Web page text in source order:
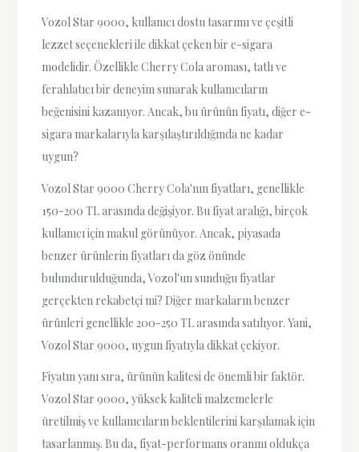
Vozol Star 9000, kullanıcı dostu tasarımı ve çeşitli
lezzet seçenekleri ile dikkat çeken bir e-sigara
modelidir. Özellikle Cherry Cola aroması, tatlı ve
ferahlatıcı bir deneyim sunarak kullanıcıların
beğenisini kazanıyor. Ancak, bu ürünün fiyatı, diğer e-
sigara markalarıyla karşılaştırıldığında ne kadar
uygun?
Vozol Star 9000 Cherry Cola'nın fiyatları, genellikle
150-200 TL arasında değişiyor. Bu fiyat aralığı, birçok
kullanıcı için makul görünüyor. Ancak, piyasada
benzer ürünlerin fiyatları da göz önünde
bulundurulduğunda, Vozol'un sunduğu fiyatlar
gerçekten rekabetçi mi? Diğer markaların benzer
ürünleri genellikle 200-250 TL arasında satılıyor. Yani,
Vozol Star 9000, uygun fiyatıyla dikkat çekiyor.
Fiyatın yanı sıra, ürünün kalitesi de önemli bir faktör.
Vozol Star 9000, yüksek kaliteli malzemelerle
üretilmiş ve kullanıcıların beklentilerini karşılamak için
tasarlanmış. Bu da, fiyat-performans oranını oldukça